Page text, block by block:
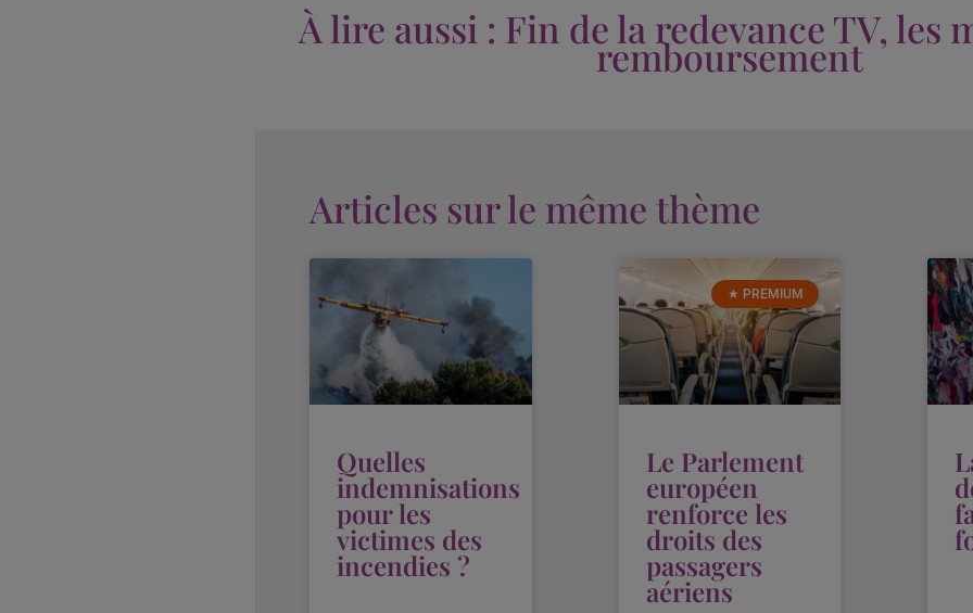
À lire aussi : Fin de la redevance TV, les
remboursement
Articles sur le même thème
Quelles
indemnisations
pour les
victimes des
incendies ?
★ PREMIUM
Le Parlement
européen
renforce les
droits des
passagers
aériens